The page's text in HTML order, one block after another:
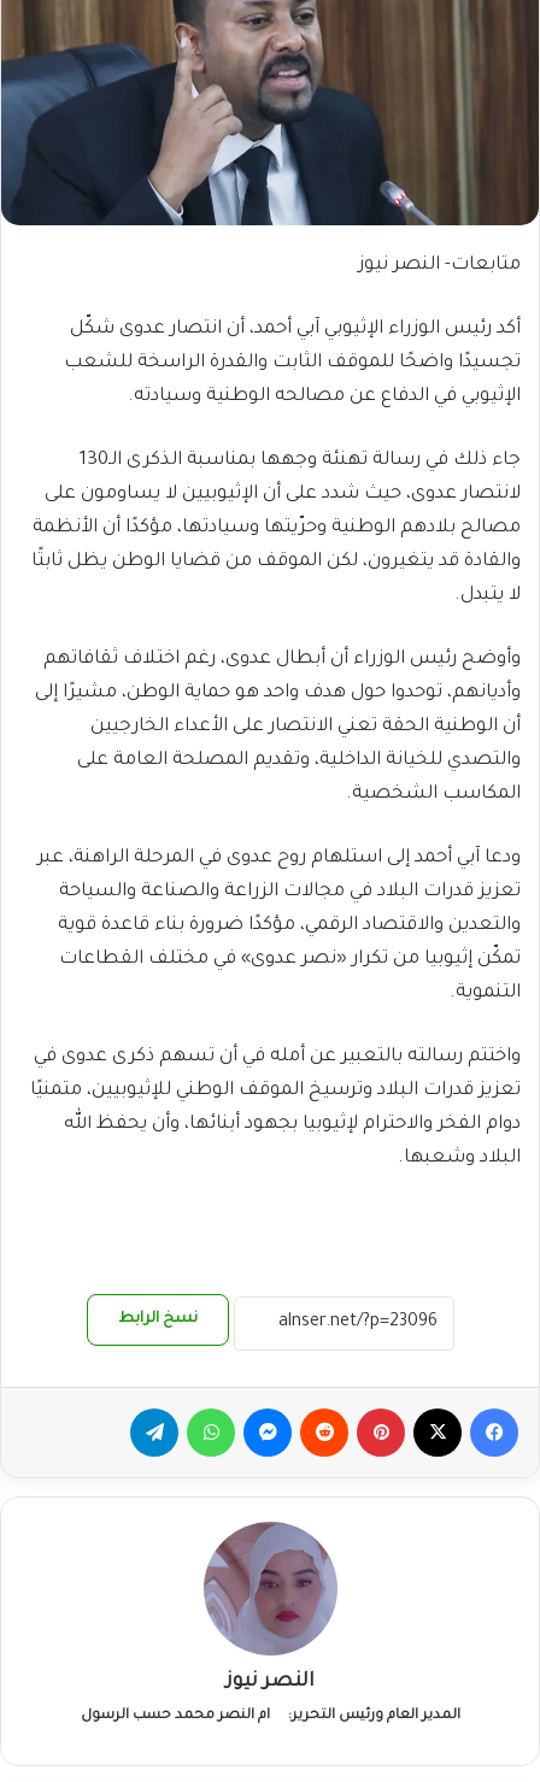
متابعات- النصر نيوز
أكد رئيس الوزراء الإثيوبي آبي أحمد، أن انتصار عدوى شكّل
تجسيدًا واضحًا للموقف الثابت والقدرة الراسخة للشعب
الإثيوبي في الدفاع عن مصالحه الوطنية وسيادته.
جاء ذلك في رسالة تهنئة وجهها بمناسبة الذكرى الـ130
لانتصار عدوى، حيث شدد على أن الإثيوبيين لا يساومون على
مصالح بلادهم الوطنية وحرّيتها وسيادتها، مؤكدًا أن الأنظمة
والقادة قد يتغيرون، لكن الموقف من قضايا الوطن يظل ثابتًا
لا يتبدل.
وأوضح رئيس الوزراء أن أبطال عدوى، رغم اختلاف ثقافاتهم
وأديانهم، توحدوا حول هدف واحد هو حماية الوطن، مشيرًا إلى
أن الوطنية الحقة تعني الانتصار على الأعداء الخارجيين
والتصدي للخيانة الداخلية، وتقديم المصلحة العامة على
المكاسب الشخصية.
ودعا آبي أحمد إلى استلهام روح عدوى في المرحلة الراهنة، عبر
تعزيز قدرات البلاد في مجالات الزراعة والصناعة والسياحة
والتعدين والاقتصاد الرقمي، مؤكدًا ضرورة بناء قاعدة قوية
تمكّن إثيوبيا من تكرار «نصر عدوى» في مختلف القطاعات
التنموية.
واختتم رسالته بالتعبير عن أمله في أن تسهم ذكرى عدوى في
تعزيز قدرات البلاد وترسيخ الموقف الوطني للإثيوبيين، متمنيًا
دوام الفخر والاحترام لإثيوبيا بجهود أبنائها، وأن يحفظ الله
البلاد وشعبها.
نسخ الرابط
فيسبوك بينتيريست ماسنجر واتساب
النصر نيوز
المدير العام ورئيس التحرير: ام النصر محمد حسب الرسول